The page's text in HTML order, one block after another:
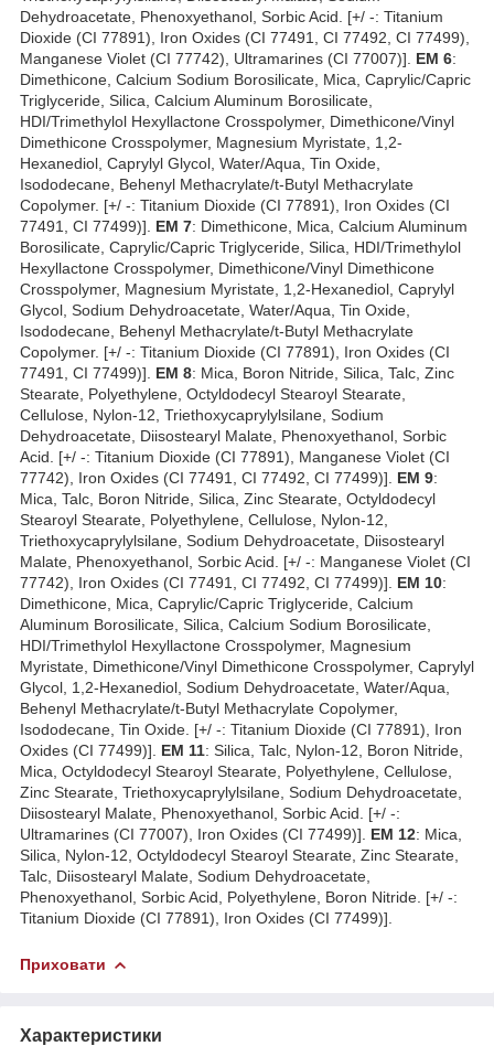
Dehydroacetate, Phenoxyethanol, Sorbic Acid. [+/ -: Titanium
Dioxide (CI 77891), Iron Oxides (CI 77491, CI 77492, CI 77499),
Manganese Violet (CI 77742), Ultramarines (CI 77007)]. EM 6:
Dimethicone, Calcium Sodium Borosilicate, Mica, Caprylic/Capric
Triglyceride, Silica, Calcium Aluminum Borosilicate,
HDI/Trimethylol Hexyllactone Crosspolymer, Dimethicone/Vinyl
Dimethicone Crosspolymer, Magnesium Myristate, 1,2-
Hexanediol, Caprylyl Glycol, Water/Aqua, Tin Oxide,
Isododecane, Behenyl Methacrylate/t-Butyl Methacrylate
Copolymer. [+/ -: Titanium Dioxide (CI 77891), Iron Oxides (CI
77491, CI 77499)]. EM 7: Dimethicone, Mica, Calcium Aluminum
Borosilicate, Caprylic/Capric Triglyceride, Silica, HDI/Trimethylol
Hexyllactone Crosspolymer, Dimethicone/Vinyl Dimethicone
Crosspolymer, Magnesium Myristate, 1,2-Hexanediol, Caprylyl
Glycol, Sodium Dehydroacetate, Water/Aqua, Tin Oxide,
Isododecane, Behenyl Methacrylate/t-Butyl Methacrylate
Copolymer. [+/ -: Titanium Dioxide (CI 77891), Iron Oxides (CI
77491, CI 77499)]. EM 8: Mica, Boron Nitride, Silica, Talc, Zinc
Stearate, Polyethylene, Octyldodecyl Stearoyl Stearate,
Cellulose, Nylon-12, Triethoxycaprylylsilane, Sodium
Dehydroacetate, Diisostearyl Malate, Phenoxyethanol, Sorbic
Acid. [+/ -: Titanium Dioxide (CI 77891), Manganese Violet (CI
77742), Iron Oxides (CI 77491, CI 77492, CI 77499)]. EM 9:
Mica, Talc, Boron Nitride, Silica, Zinc Stearate, Octyldodecyl
Stearoyl Stearate, Polyethylene, Cellulose, Nylon-12,
Triethoxycaprylylsilane, Sodium Dehydroacetate, Diisostearyl
Malate, Phenoxyethanol, Sorbic Acid. [+/ -: Manganese Violet (CI
77742), Iron Oxides (CI 77491, CI 77492, CI 77499)]. EM 10:
Dimethicone, Mica, Caprylic/Capric Triglyceride, Calcium
Aluminum Borosilicate, Silica, Calcium Sodium Borosilicate,
HDI/Trimethylol Hexyllactone Crosspolymer, Magnesium
Myristate, Dimethicone/Vinyl Dimethicone Crosspolymer, Caprylyl
Glycol, 1,2-Hexanediol, Sodium Dehydroacetate, Water/Aqua,
Behenyl Methacrylate/t-Butyl Methacrylate Copolymer,
Isododecane, Tin Oxide. [+/ -: Titanium Dioxide (CI 77891), Iron
Oxides (CI 77499)]. EM 11: Silica, Talc, Nylon-12, Boron Nitride,
Mica, Octyldodecyl Stearoyl Stearate, Polyethylene, Cellulose,
Zinc Stearate, Triethoxycaprylylsilane, Sodium Dehydroacetate,
Diisostearyl Malate, Phenoxyethanol, Sorbic Acid. [+/ -:
Ultramarines (CI 77007), Iron Oxides (CI 77499)]. EM 12: Mica,
Silica, Nylon-12, Octyldodecyl Stearoyl Stearate, Zinc Stearate,
Talc, Diisostearyl Malate, Sodium Dehydroacetate,
Phenoxyethanol, Sorbic Acid, Polyethylene, Boron Nitride. [+/ -:
Titanium Dioxide (CI 77891), Iron Oxides (CI 77499)].
Приховати
Характеристики